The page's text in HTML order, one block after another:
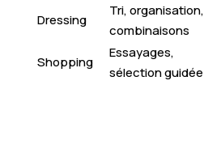
Dressing
Tri, organisation,
combinaisons
Shopping
Essayages,
sélection guidée